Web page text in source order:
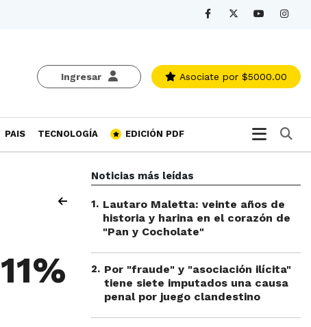
Ingresar Asociate por $5000.00
PAIS TECNOLOGÍA EDICIÓN PDF
Noticias más leídas
1. Lautaro Maletta: veinte años de
historia y harina en el corazón de
"Pan y Cocholate"
2. Por "fraude" y "asociación ilícita"
tiene siete imputados una causa
penal por juego clandestino